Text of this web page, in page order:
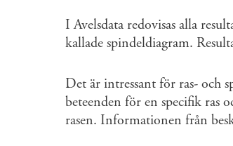
I Avelsdata redovisas alla
kallade spindeldiagram.
Det är intressant för ras- och
beteenden för en specifik ras
rasen. Informationen från